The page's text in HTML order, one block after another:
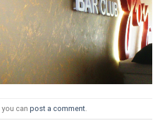
can post a comment